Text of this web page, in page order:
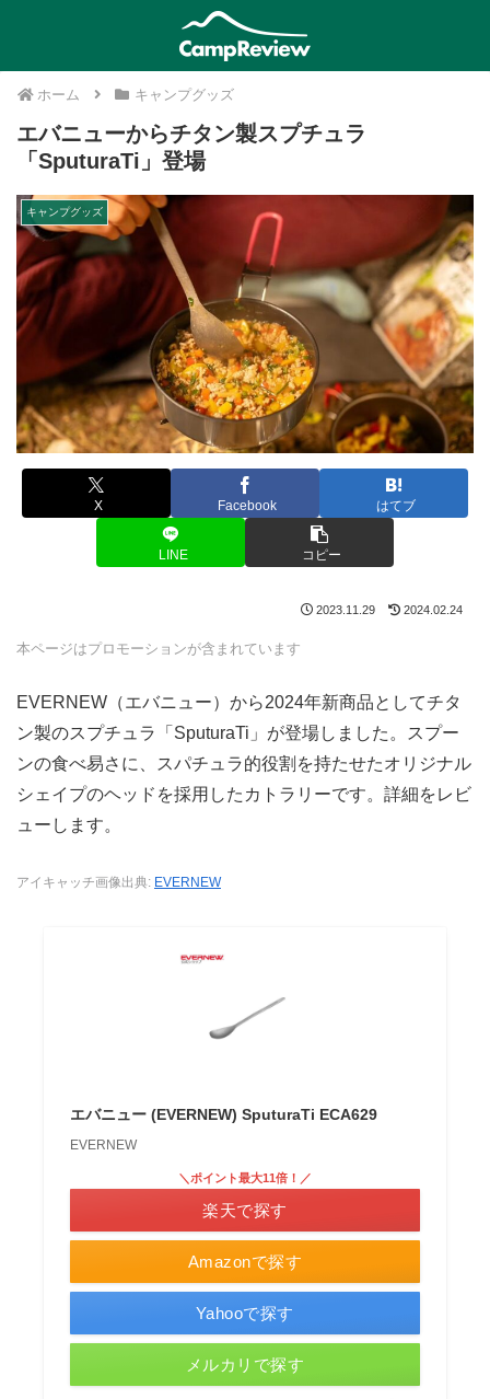
ホーム キャンプグッズ
エバニューからチタン製スプチュラ
「SputuraTi」登場
キャンプグッズ
X Facebook はてブ
LINE コピー
2023.11.29 2024.02.24
本ページはプロモーションが含まれています
EVERNEW（エバニュー）から2024年新商品としてチタ
ン製のスプチュラ「SputuraTi」が登場しました。スプー
ンの食べ易さに、スパチュラ的役割を持たせたオリジナル
シェイプのヘッドを採用したカトラリーです。詳細をレビ
ューします。
アイキャッチ画像出典: EVERNEW
エバニュー (EVERNEW) SputuraTi ECA629
EVERNEW
Amazonで探す
＼ポイント最大11倍！／
楽天で探す
Yahooで探す
メルカリで探す